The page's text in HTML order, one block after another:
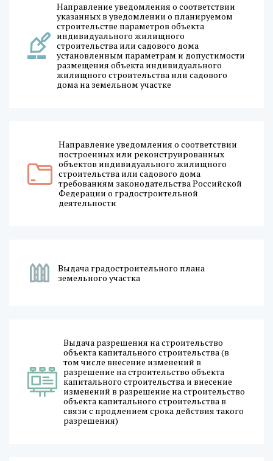
Направление уведомления о соответствии
указанных в уведомлении о планируемом
строительстве параметров объекта
индивидуального жилищного
строительства или садового дома
установленным параметрам и допустимости
размещения объекта индивидуального
жилищного строительства или садового
дома на земельном участке
Направление уведомления о соответствии
построенных или реконструированных
объектов индивидуального жилищного
строительства или садового дома
требованиям законодательства Российской
Федерации о градостроительной
деятельности
Выдача градостроительного плана
земельного участка
Выдача разрешения на строительство
объекта капитального строительства (в
том числе внесение изменений в
разрешение на строительство объекта
капитального строительства и внесение
изменений в разрешение на строительство
объекта капитального строительства в
связи с продлением срока действия такого
разрешения)